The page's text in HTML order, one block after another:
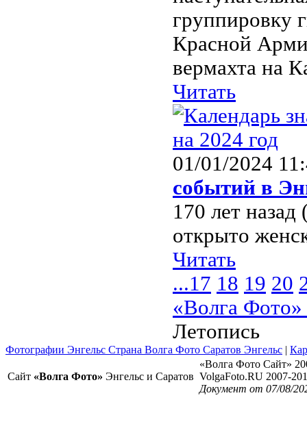
группировку
Красной
вермахта на
Читать
01/01/2024
событий в
170 лет
открыто
Читать
...17 18 19 20
«Волга
Летопись
Фотографии Энгельс Страна Волга Фото Саратов Энгельс |
Сайт «Волга Фото» Энгельс и Саратов
«Волга Фото Сайт»
VolgaFoto.RU 2007-
Документ от 07/08/